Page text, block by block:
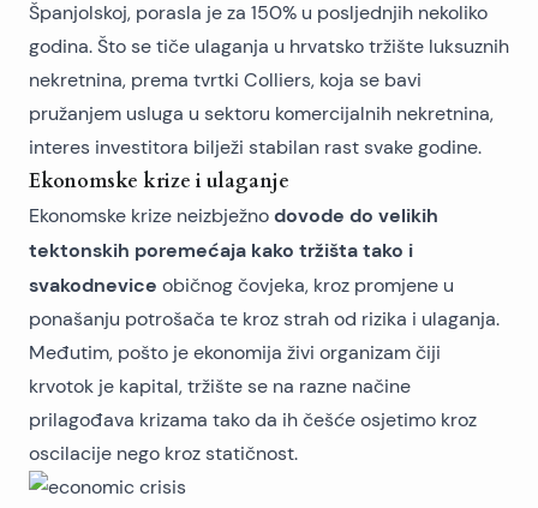
Španjolskoj, porasla je za 150% u posljednjih nekoliko
godina. Što se tiče ulaganja u hrvatsko tržište luksuznih
nekretnina, prema tvrtki Colliers, koja se bavi
pružanjem usluga u sektoru komercijalnih nekretnina,
interes investitora bilježi stabilan rast svake godine.
Ekonomske krize i ulaganje
Ekonomske krize neizbježno dovode do velikih
tektonskih poremećaja kako tržišta tako i
svakodnevice običnog čovjeka, kroz promjene u
ponašanju potrošača te kroz strah od rizika i ulaganja.
Međutim, pošto je ekonomija živi organizam čiji
krvotok je kapital, tržište se na razne načine
prilagođava krizama tako da ih češće osjetimo kroz
oscilacije nego kroz statičnost.